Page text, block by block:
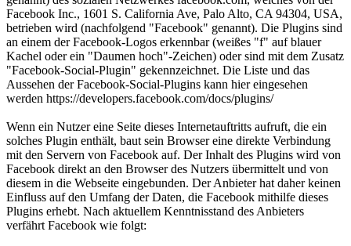
Facebook Inc., 1601 S. California Ave, Palo Alto, CA 94304, USA,
betrieben wird (nachfolgend "Facebook" genannt). Die Plugins sind
an einem der Facebook-Logos erkennbar (weißes "f" auf blauer
Kachel oder ein "Daumen hoch"-Zeichen) oder sind mit dem Zusatz
"Facebook-Social-Plugin" gekennzeichnet. Die Liste und das
Aussehen der Facebook-Social-Plugins kann hier eingesehen
werden https://developers.facebook.com/docs/plugins/
Wenn ein Nutzer eine Seite dieses Internetauftritts aufruft, die ein
solches Plugin enthält, baut sein Browser eine direkte Verbindung
mit den Servern von Facebook auf. Der Inhalt des Plugins wird von
Facebook direkt an den Browser des Nutzers übermittelt und von
diesem in die Webseite eingebunden. Der Anbieter hat daher keinen
Einfluss auf den Umfang der Daten, die Facebook mithilfe dieses
Plugins erhebt. Nach aktuellem Kenntnisstand des Anbieters
verfährt Facebook wie folgt: